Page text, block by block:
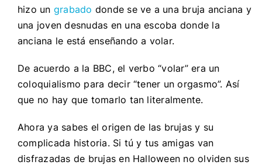
hizo un grabado donde se ve a una bruja anciana y
una joven desnudas en una escoba donde la
anciana le está enseñando a volar.
De acuerdo a la BBC, el verbo “volar” era un
coloquialismo para decir “tener un orgasmo”. Así
que no hay que tomarlo tan literalmente.
Ahora ya sabes el origen de las brujas y su
complicada historia. Si tú y tus amigas van
disfrazadas de brujas en Halloween no olviden sus